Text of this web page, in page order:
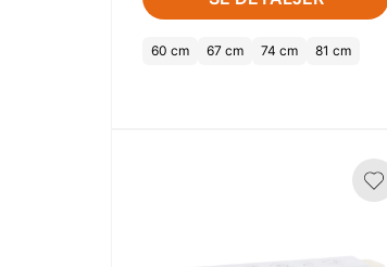
60 cm 67 cm 74 cm 81 cm